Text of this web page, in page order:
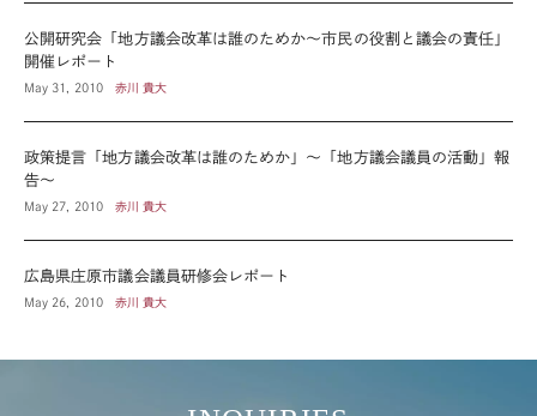
公開研究会「地方議会改革は誰のためか～市民の役割と議会の責任」
開催レポート
May 31, 2010 赤川 貴大
政策提言「地方議会改革は誰のためか」～「地方議会議員の活動」報
告～
May 27, 2010 赤川 貴大
広島県庄原市議会議員研修会レポート
May 26, 2010 赤川 貴大